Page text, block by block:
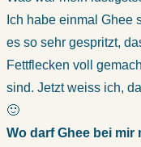
Ich habe einmal Ghee
es so sehr gespritzt,
Fettflecken voll
sind. Jetzt weiss ich,
🙂
Wo darf Ghee bei mir